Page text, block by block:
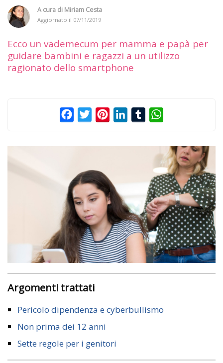
A cura di Miriam Cesta
Aggiornato il 07/11/2019
Ecco un vademecum per mamma e papà per
guidare bambini e ragazzi a un utilizzo
ragionato dello smartphone
FacebookTwitterPinterestLinkedInTumblr
Argomenti trattati
Pericolo dipendenza e cyberbullismo
Non prima dei 12 anni
Sette regole per i genitori